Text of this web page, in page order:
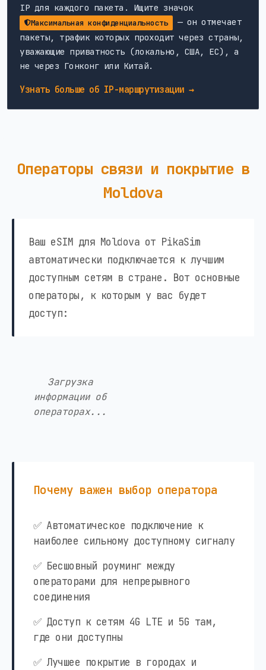
IP для каждого пакета. Ищите значок
Максимальная конфиденциальность
— он отмечает
пакеты, трафик которых проходит через страны,
уважающие приватность (локально, США, ЕС), а
не через Гонконг или Китай.
Узнать больше об IP-маршрутизации →
Операторы связи и покрытие в
Moldova
Ваш eSIM для Moldova от PikaSim
автоматически подключается к лучшим
доступным сетям в стране. Вот основные
операторы, к которым у вас будет
доступ:
Загрузка
информации об
операторах...
Почему важен выбор оператора
✅ Автоматическое подключение к
наиболее сильному доступному сигналу
✅ Бесшовный роуминг между
операторами для непрерывного
соединения
✅ Доступ к сетям 4G LTE и 5G там,
где они доступны
✅ Лучшее покрытие в городах и